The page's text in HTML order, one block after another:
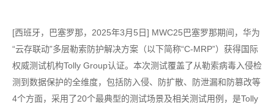
[西班牙，巴塞罗那，2025年3月5日] MWC25巴塞罗那期间，华为
“云存联动”多层勒索防护解决方案（以下简称“C-MRP”）获得国际
权威测试机构Tolly Group认证。本次测试覆盖了从勒索病毒入侵检
测到数据保护的全维度，包括防入侵、防扩散、防泄漏和防篡改等
4个方面，采用了20个最典型的测试场景及相关测试用例，是Tolly